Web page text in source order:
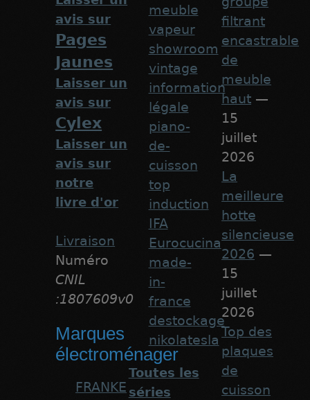
avis sur
Pages
Jaunes
Laisser un
avis sur
Cylex
Laisser un
avis sur
notre
livre d'or
Livraison
Numéro
CNIL
:1807609v0
Marques
électroménager
FRANKE
meuble
vapeur
showroom
vintage
information
légale
piano-
de-
cuisson
top
induction
IFA
Eurocucina
made-
in-
france
destockage
nikolatesla
Toutes les
séries
filtrant
encastrable
de
meuble
haut —
15
juillet
2026
La
meilleure
hotte
silencieuse
2026 —
15
juillet
2026
Top des
plaques
de
cuisson